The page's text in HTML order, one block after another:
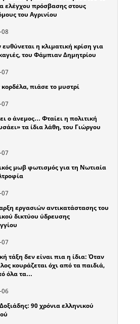
ελέγχου πρόσβασης στους
του Αγρινίου
ευθύνεται η κλιματική κρίση για
του Φάμπιαν Δημητρίου
πιάσε το μυστρί
ο άνεμος… Φταίει η πολιτική
τα ίδια λάθη, του Γιώργου
μωβ φωτισμός για τη Νωτιαία
εργασιών αντικατάστασης του
δικτύου ύδρευσης
τάξη δεν είναι πια η ίδια: Όταν
κουράζεται όχι από τα παιδιά,
όλα τα…
90 χρόνια ελληνικού